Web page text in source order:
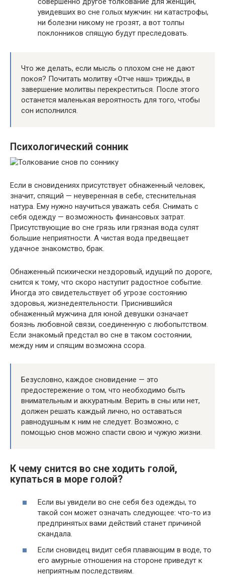
увидевших во сне голых мужчин: ни катастрофы,
ни болезни никому не грозят, а вот толпы
поклонников спящую будут преследовать.
Что же делать, если мысль о плохом сне не дают
покоя? Почитать молитву «Отче наш» трижды, в
завершение молитвы перекреститься. После этого
останется маленькая вероятность для того, чтобы
сон исполнился.
Психологический сонник
Если в сновидениях присутствует обнаженный человек,
значит, спящий — неуверенная в себе, стеснительная
натура. Ему нужно научиться уважать себя. Снимать с
себя одежду — возможность финансовых затрат.
Присутствующие во сне грязь или грязная вода сулят
большие неприятности. А чистая вода предвещает
удачное знакомство, брак.
Обнаженный психически нездоровый, идущий по дороге,
снится к тому, что скоро наступит радостное событие.
Иногда это свидетельствует об угрозе состоянию
здоровья, жизнедеятельности. Приснившийся
обнаженный мужчина для юной девушки означает
боязнь любовной связи, соединенную с любопытством.
Если знакомый предстал во сне в таком состоянии,
между ним и спящим возможна ссора.
Безусловно, каждое сновидение — это
предостережение о том, что необходимо быть
внимательным и аккуратным. Верить в сны или нет,
должен решать каждый лично, но оставаться
равнодушным к ним не следует. Возможно, с
помощью снов можно спасти свою и чужую жизни.
К чему снится во сне ходить голой,
купаться в море голой?
Если вы увидели во сне себя без одежды, то
такой сон может означать следующее: что-то из
предпринятых вами действий станет причиной
скандала.
Если сновидец видит себя плавающим в воде, то
его амурные отношения на стороне приведут к
неприятным последствиям.